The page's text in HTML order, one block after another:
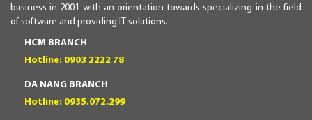
business in 2001 with an orientation towards specializing in the field
of software and providing IT solutions.
HCM BRANCH
Hotline: 0903 2222 78
DA NANG BRANCH
Hotline: 0935.072.299